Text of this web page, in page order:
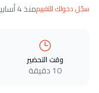
سجّل دخولك للتقييممنذ 4 أسابيع
وقت التحضير
10 دقيقة